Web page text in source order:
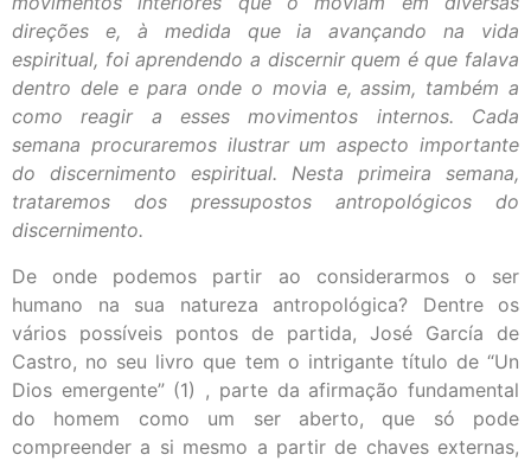
direções e, à medida que ia avançando na vida
espiritual, foi aprendendo a discernir quem é que falava
dentro dele e para onde o movia e, assim, também a
como reagir a esses movimentos internos. Cada
semana procuraremos ilustrar um aspecto importante
do discernimento espiritual. Nesta primeira semana,
trataremos dos pressupostos antropológicos do
discernimento.
De onde podemos partir ao considerarmos o ser
humano na sua natureza antropológica? Dentre os
vários possíveis pontos de partida, José García de
Castro, no seu livro que tem o intrigante título de “Un
Dios emergente” (1) , parte da afirmação fundamental
do homem como um ser aberto, que só pode
compreender a si mesmo a partir de chaves externas,